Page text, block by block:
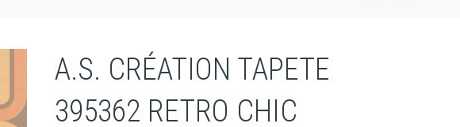
A.S. CRÉATION TAPETE
395362 RETRO CHIC